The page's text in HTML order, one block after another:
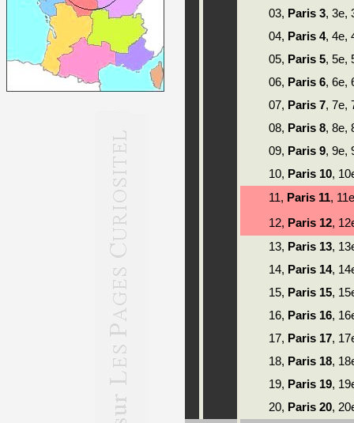
03, Paris 3, 3e,
04, Paris 4, 4e,
05, Paris 5, 5e,
06, Paris 6, 6e,
07, Paris 7, 7e,
08, Paris 8, 8e,
09, Paris 9, 9e,
10, Paris 10,
11, Paris 11,
12, Paris 12,
13, Paris 13,
14, Paris 14,
15, Paris 15,
16, Paris 16,
17, Paris 17,
18, Paris 18,
19, Paris 19,
20, Paris 20,